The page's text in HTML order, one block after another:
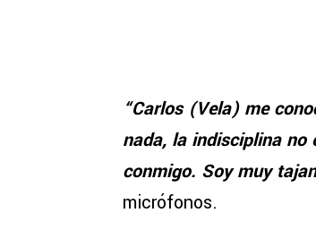
“Carlos (Vela) me
nada, la indisciplina no
conmigo. Soy muy
micrófonos.